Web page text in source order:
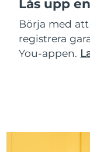
Lås upp
Börja med
registrera
You-appen.